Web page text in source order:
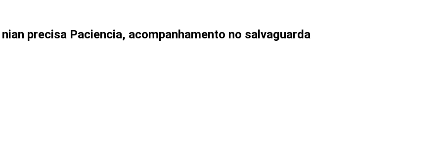
precisa Paciencia, acompanhamento no salvaguarda